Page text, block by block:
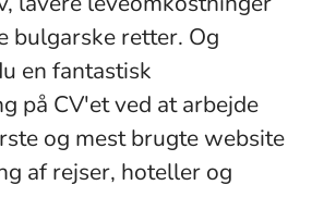
bulgarske retter. Og
en fantastisk
på CV'et ved at arbejde
og mest brugte website
af rejser, hoteller og